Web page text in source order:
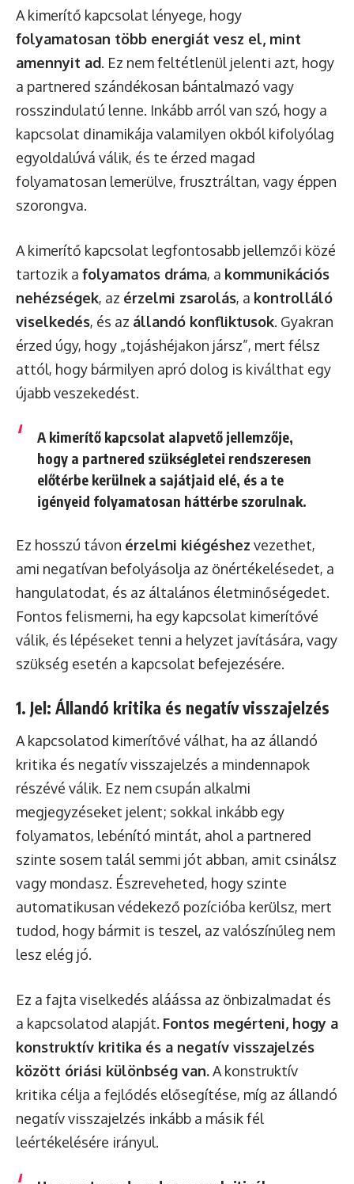
A kimerítő kapcsolat lényege, hogy
folyamatosan több energiát vesz el, mint
amennyit ad. Ez nem feltétlenül jelenti azt, hogy
a partnered szándékosan bántalmazó vagy
rosszindulatú lenne. Inkább arról van szó, hogy a
kapcsolat dinamikája valamilyen okból kifolyólag
egyoldalúvá válik, és te érzed magad
folyamatosan lemerülve, frusztráltan, vagy éppen
szorongva.
A kimerítő kapcsolat legfontosabb jellemzői közé
tartozik a folyamatos dráma, a kommunikációs
nehézségek, az érzelmi zsarolás, a kontrolláló
viselkedés, és az állandó konfliktusok. Gyakran
érzed úgy, hogy „tojáshéjakon jársz”, mert félsz
attól, hogy bármilyen apró dolog is kiválthat egy
újabb veszekedést.
A kimerítő kapcsolat alapvető jellemzője,
hogy a partnered szükségletei rendszeresen
előtérbe kerülnek a sajátjaid elé, és a te
igényeid folyamatosan háttérbe szorulnak.
Ez hosszú távon érzelmi kiégéshez vezethet,
ami negatívan befolyásolja az önértékelésedet, a
hangulatodat, és az általános életminőségedet.
Fontos felismerni, ha egy kapcsolat kimerítővé
válik, és lépéseket tenni a helyzet javítására, vagy
szükség esetén a kapcsolat befejezésére.
1. Jel: Állandó kritika és negatív visszajelzés
A kapcsolatod kimerítővé válhat, ha az állandó
kritika és negatív visszajelzés a mindennapok
részévé válik. Ez nem csupán alkalmi
megjegyzéseket jelent; sokkal inkább egy
folyamatos, lebénító mintát, ahol a partnered
szinte sosem talál semmi jót abban, amit csinálsz
vagy mondasz. Észreveheted, hogy szinte
automatikusan védekező pozícióba kerülsz, mert
tudod, hogy bármit is teszel, az valószínűleg nem
lesz elég jó.
Ez a fajta viselkedés aláássa az önbizalmadat és
a kapcsolatod alapját. Fontos megérteni, hogy a
konstruktív kritika és a negatív visszajelzés
között óriási különbség van.A konstruktív
kritika célja a fejlődés elősegítése, míg az állandó
negatív visszajelzés inkább a másik fél
leértékelésére irányul.